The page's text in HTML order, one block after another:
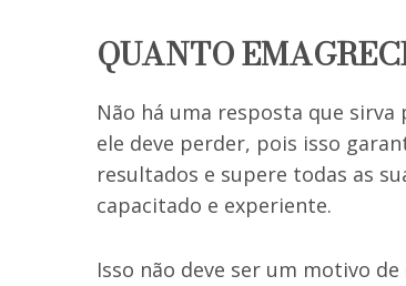
QUANTO
Não há uma resposta que
ele deve perder, pois isso
resultados e supere todas as
capacitado e experiente.
Isso não deve ser um motivo